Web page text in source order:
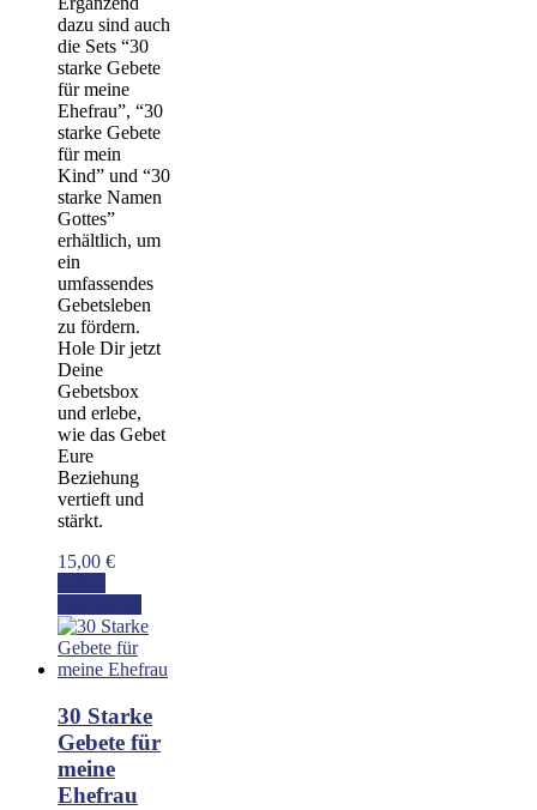
dazu sind auch
die Sets “30
starke Gebete
für meine
Ehefrau”, “30
starke Gebete
für mein
Kind” und “30
starke Namen
Gottes”
erhältlich, um
ein
umfassendes
Gebetsleben
zu fördern.
Hole Dir jetzt
Deine
Gebetsbox
und erlebe,
wie das Gebet
Eure
Beziehung
vertieft und
stärkt.
15,00 €
30 Starke
Gebete für
meine
Ehefrau